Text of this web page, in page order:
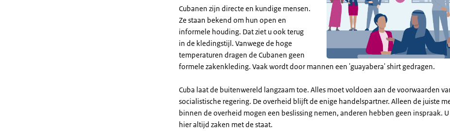
Cubanen zijn directe en kundige mensen.
Ze staan bekend om hun open en
informele houding. Dat ziet u ook terug
in de kledingstijl. Vanwege de hoge
temperaturen dragen de Cubanen geen
formele zakenkleding. Vaak wordt door mannen een 'guayabera' shirt gedragen.
Cuba laat de buitenwereld langzaam toe. Alles moet voldoen aan de voorwaarden
socialistische regering. De overheid blijft de enige handelspartner. Alleen de juiste
binnen de overheid mogen een beslissing nemen, anderen hebben geen inspraak.
hier altijd zaken met de staat.